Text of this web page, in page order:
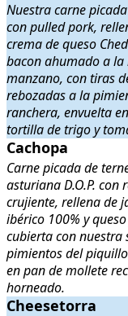
Nuestra carne
con pulled pork,
crema de queso
bacon ahumado a la
manzano, con tiras
rebozadas a la
ranchera, envuelta
tortilla de trigo y
Cachopa . Carne
Cachopa
Carne picada de
asturiana D.O.P. con
crujiente, rellena de
ibérico 100% y
cubierta con nuestra
pimientos del
en pan de mollete
horneado.
Cheesetorra . Con
Cheesetorra